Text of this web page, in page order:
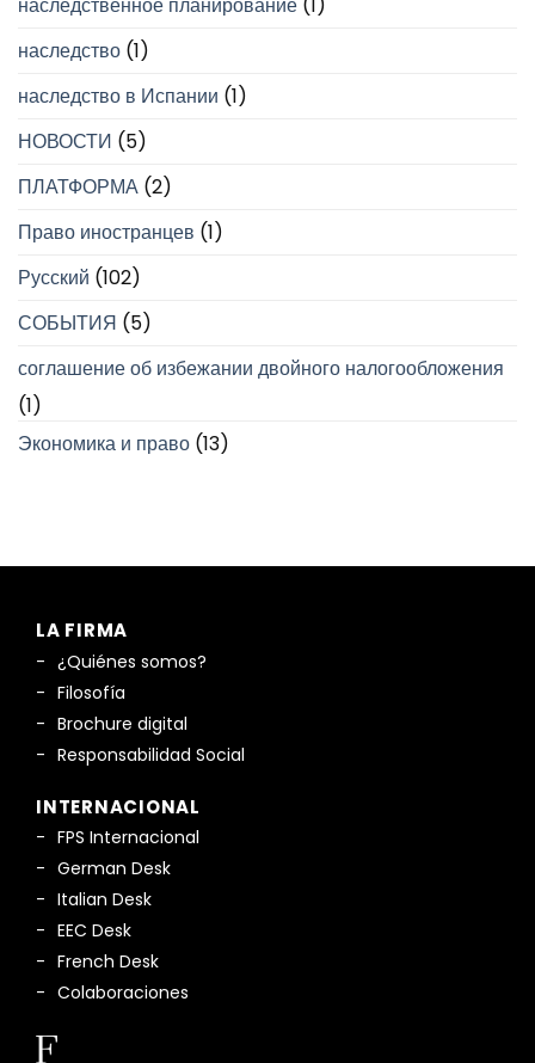
наследственное планирование (1)
наследство (1)
наследство в Испании (1)
НОВОСТИ (5)
ПЛАТФОРМА (2)
Право иностранцев (1)
Русский (102)
СОБЫТИЯ (5)
соглашение об избежании двойного налогообложения
(1)
Экономика и право (13)
LA FIRMA
¿Quiénes somos?
Filosofía
Brochure digital
Responsabilidad Social
INTERNACIONAL
FPS Internacional
German Desk
Italian Desk
EEC Desk
French Desk
Colaboraciones